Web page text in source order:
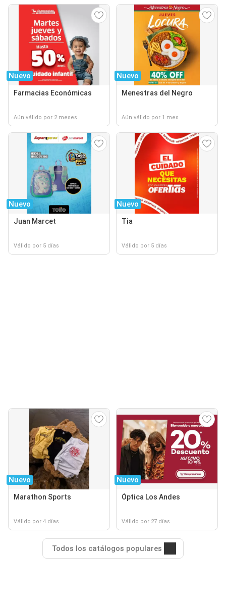
Nuevo
Farmacias Económicas
Aún válido por 2 meses
Nuevo
Menestras del Negro
Aún válido por 1 mes
Nuevo
Juan Marcet
Válido por 5 días
Nuevo
Tia
Válido por 5 días
Nuevo
Marathon Sports
Válido por 4 días
Nuevo
Óptica Los Andes
Válido por 27 días
Todos los catálogos populares